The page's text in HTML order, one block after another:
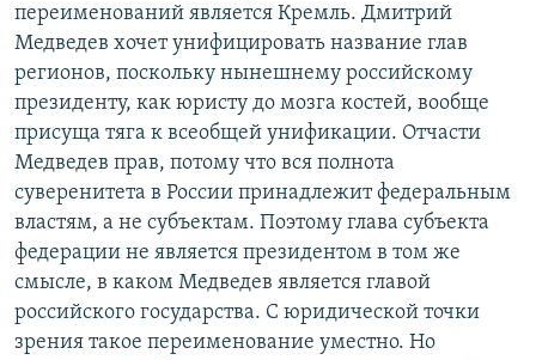
переименований является Кремль. Дмитрий
Медведев хочет унифицировать название глав
регионов, поскольку нынешнему российскому
президенту, как юристу до мозга костей, вообще
присуща тяга к всеобщей унификации. Отчасти
Медведев прав, потому что вся полнота
суверенитета в России принадлежит федеральным
властям, а не субъектам. Поэтому глава субъекта
федерации не является президентом в том же
смысле, в каком Медведев является главой
российского государства. С юридической точки
зрения такое переименование уместно. Но